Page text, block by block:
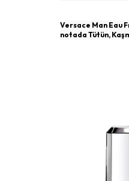
Versace Man Eau
notada Tütün,